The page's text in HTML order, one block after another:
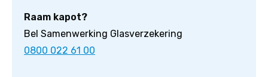
Raam kapot?
Bel Samenwerking Glasverzekering
0800 022 61 00